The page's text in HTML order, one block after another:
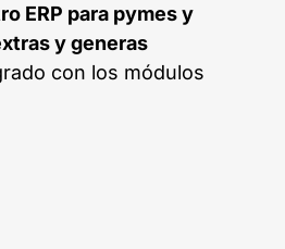
ERP para pymes y
y generas
con los módulos